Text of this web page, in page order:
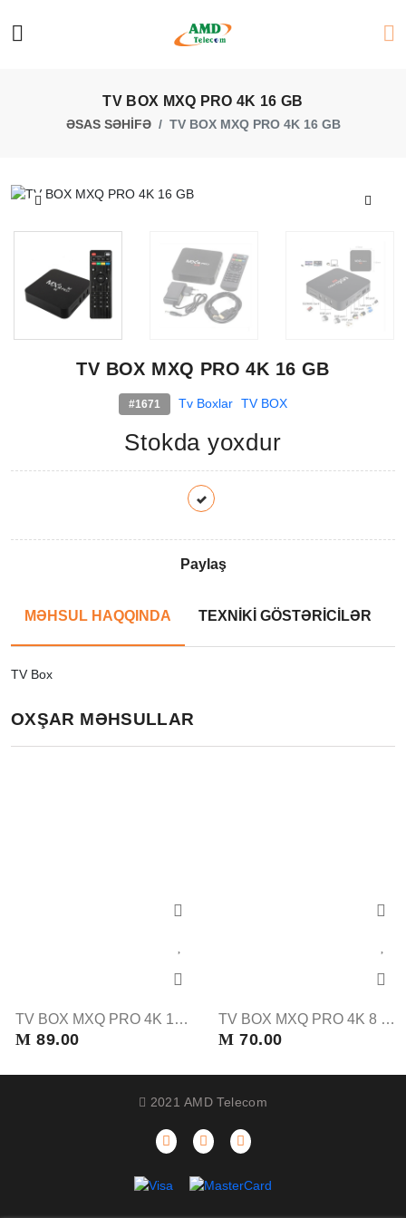
TV BOX MXQ PRO 4K 16 GB
ƏSAS SƏHİFƏ TV BOX MXQ PRO 4K 16 GB
TV BOX MXQ PRO 4K 16 GB
#1671 Tv Boxlar TV BOX
Stokda yoxdur
Paylaş
MƏHSUL HAQQINDA TEXNİKİ GÖSTƏRİCİLƏR
TV Box
OXŞAR MƏHSULLAR
TV BOX MXQ PRO 4K 128 GB
M 89.00
TV BOX MXQ PRO 4K 8 GB
M 70.00
2021 AMD Telecom